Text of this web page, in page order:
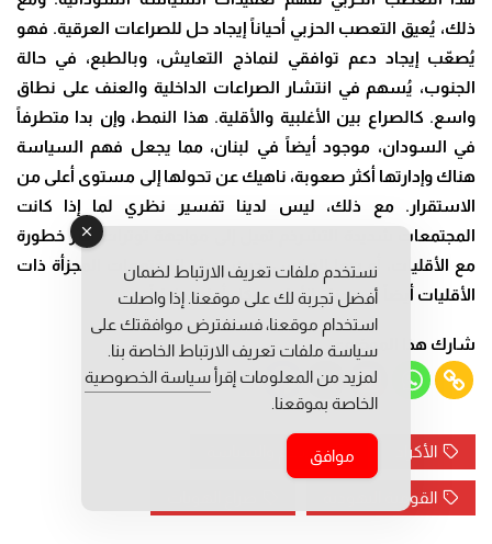
ذلك، يُعيق التعصب الحزبي أحياناً إيجاد حل للصراعات العرقية. فهو
يُصعّب إيجاد دعم توافقي لنماذج التعايش، وبالطبع، في حالة
الجنوب، يُسهم في انتشار الصراعات الداخلية والعنف على نطاق
واسع. كالصراع بين الأغلبية والأقلية. هذا النمط، وإن بدا متطرفاً
في السودان، موجود أيضاً في لبنان، مما يجعل فهم السياسة
هناك وإدارتها أكثر صعوبة، ناهيك عن تحولها إلى مستوى أعلى من
الاستقرار. مع ذلك، ليس لدينا تفسير نظري لما إذا كانت
المجتمعات شديدة التشرذم تميل إلى مواجهة توترات أكثر خطورة
مع الأقليات، أو ربما العكس، حيث تميل المجتمعات المجزأة ذات
الأقليات أيضاً إلى تجزئة الأغلبية وكل أقلية داخلياً.
شارك هذا الموضوع
الأكراد الإسلام والسياسة
القومية اليهودية
نستخدم ملفات تعريف الارتباط لضمان
أفضل تجربة لك على موقعنا. إذا واصلت
استخدام موقعنا، فسنفترض موافقتك على
سياسة ملفات تعريف الارتباط الخاصة بنا.
لمزيد من المعلومات إقرأ سياسة الخصوصية
الخاصة بموقعنا.
موافق